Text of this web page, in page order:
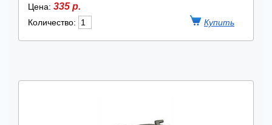
Цена: 335 р.
Количество: